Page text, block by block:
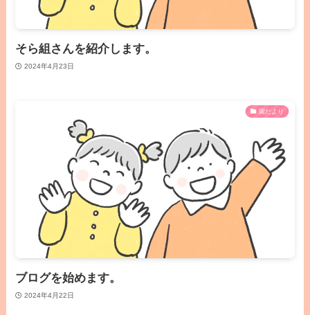
そら組さんを紹介します。
2024年4月23日
園だより
ブログを始めます。
2024年4月22日